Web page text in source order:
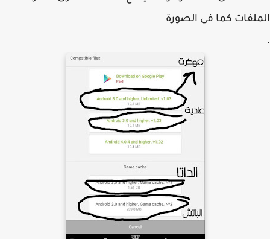
كما فى الصورة